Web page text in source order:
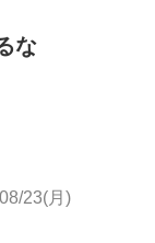
な
23(月)